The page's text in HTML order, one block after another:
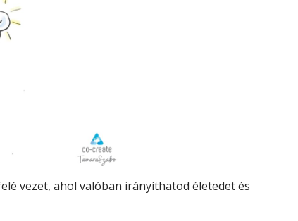
vezet, ahol valóban irányíthatod életedet és